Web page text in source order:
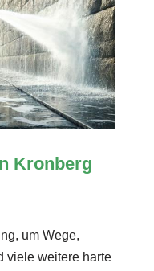
Kronberg
um Wege,
viele weitere harte